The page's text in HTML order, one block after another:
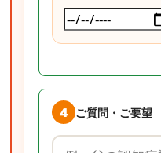
4 ご質問・ご要望
ご質問・ご要望